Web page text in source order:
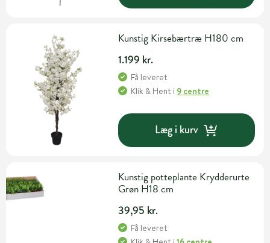
Kunstig Kirsebærtræ H180 cm
1.199 kr.
Få leveret
Klik & Hent i 9 centre
Læg i kurv
Kunstig potteplante Krydderurte
Grøn H18 cm
39,95 kr.
Få leveret